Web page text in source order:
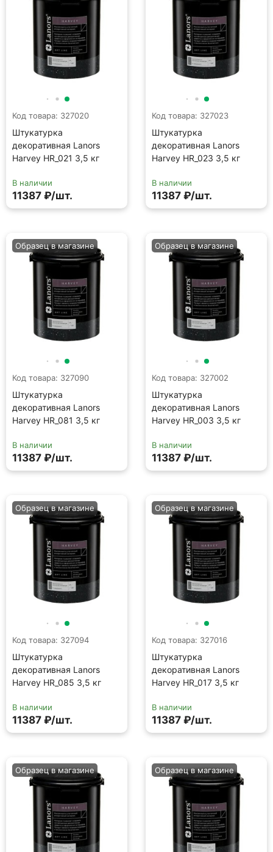
Код товара: 327020
Штукатурка
декоративная Lanors
Harvey HR_021 3,5 кг
В наличии
11387 ₽/шт.
Код товара: 327023
Штукатурка
декоративная Lanors
Harvey HR_023 3,5 кг
В наличии
11387 ₽/шт.
Код товара: 327090
Штукатурка
декоративная Lanors
Harvey HR_081 3,5 кг
Образец в магазине
В наличии
11387 ₽/шт.
Код товара: 327002
Штукатурка
декоративная Lanors
Harvey HR_003 3,5 кг
Образец в магазине
В наличии
11387 ₽/шт.
Код товара: 327094
Штукатурка
декоративная Lanors
Harvey HR_085 3,5 кг
Образец в магазине
В наличии
11387 ₽/шт.
Код товара: 327016
Штукатурка
декоративная Lanors
Harvey HR_017 3,5 кг
Образец в магазине
В наличии
11387 ₽/шт.
Образец в магазине Образец в магазине